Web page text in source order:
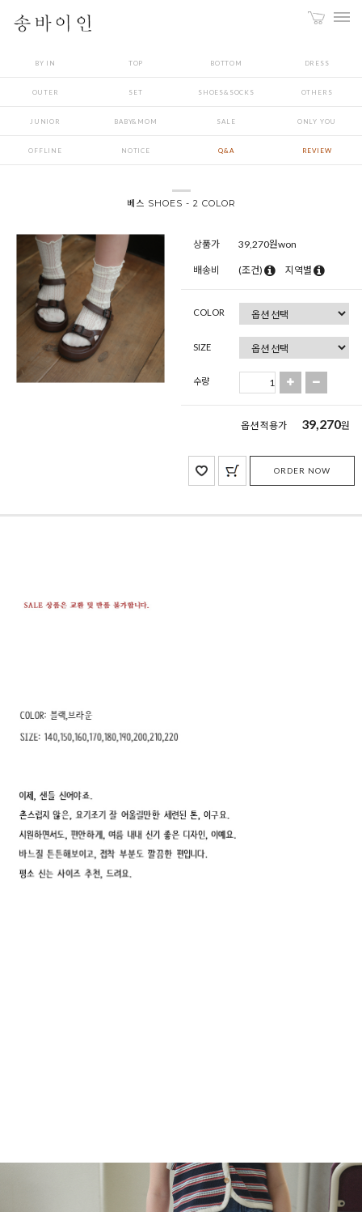
BY IN TOP BOTTOM DRESS
OUTER SET SHOES&SOCKS OTHERS
JUNIOR BABY&MOM SALE ONLY YOU
OFFLINE NOTICE Q&A REVIEW
베스 SHOES - 2 COLOR
상품가 39,270원won
배송비 (조건) 지역별
COLOR
SIZE
수량
옵션 적용가 39,270원
ORDER NOW